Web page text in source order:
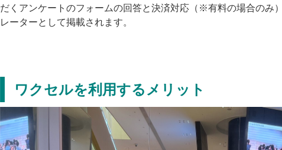
だくアンケートのフォームの回答と決済対応（※有料の場合のみ
レーターとして掲載されます。
ワクセルを利用するメリット